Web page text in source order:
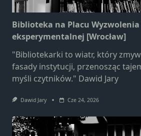
Biblioteka na Placu
eksperymentalnej [Wrocław]
"Bibliotekarki to wiatr, który
fasady instytucji, przenosząc
myśli czytników." Dawid Jary
Dawid Jary Cze 24, 2026